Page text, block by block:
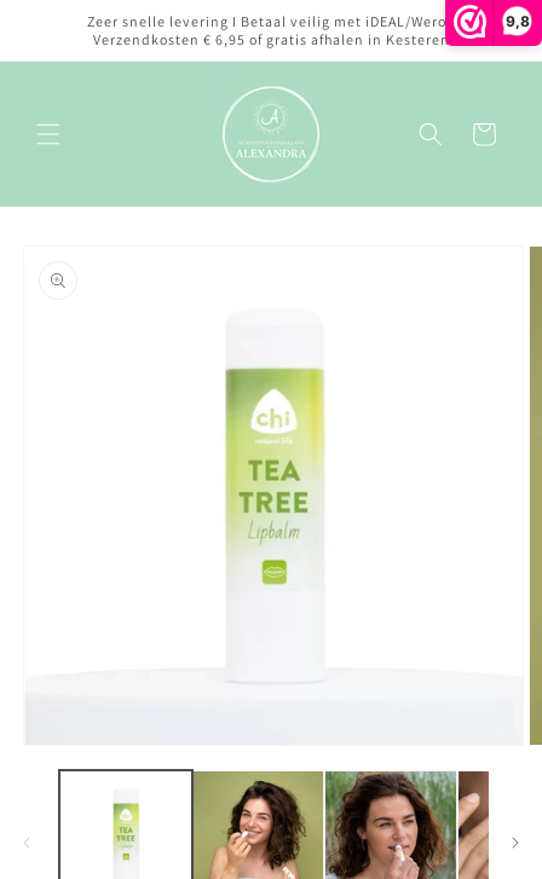
9,8
naar de
content
Zeer snelle levering I Betaal veilig met iDEAL/Wero I
Verzendkosten € 6,95 of gratis afhalen in Kesteren
Winkelwagen